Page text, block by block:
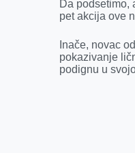
Da podsetimo,
pet akcija ove
Inače, novac
pokazivanje
podignu u